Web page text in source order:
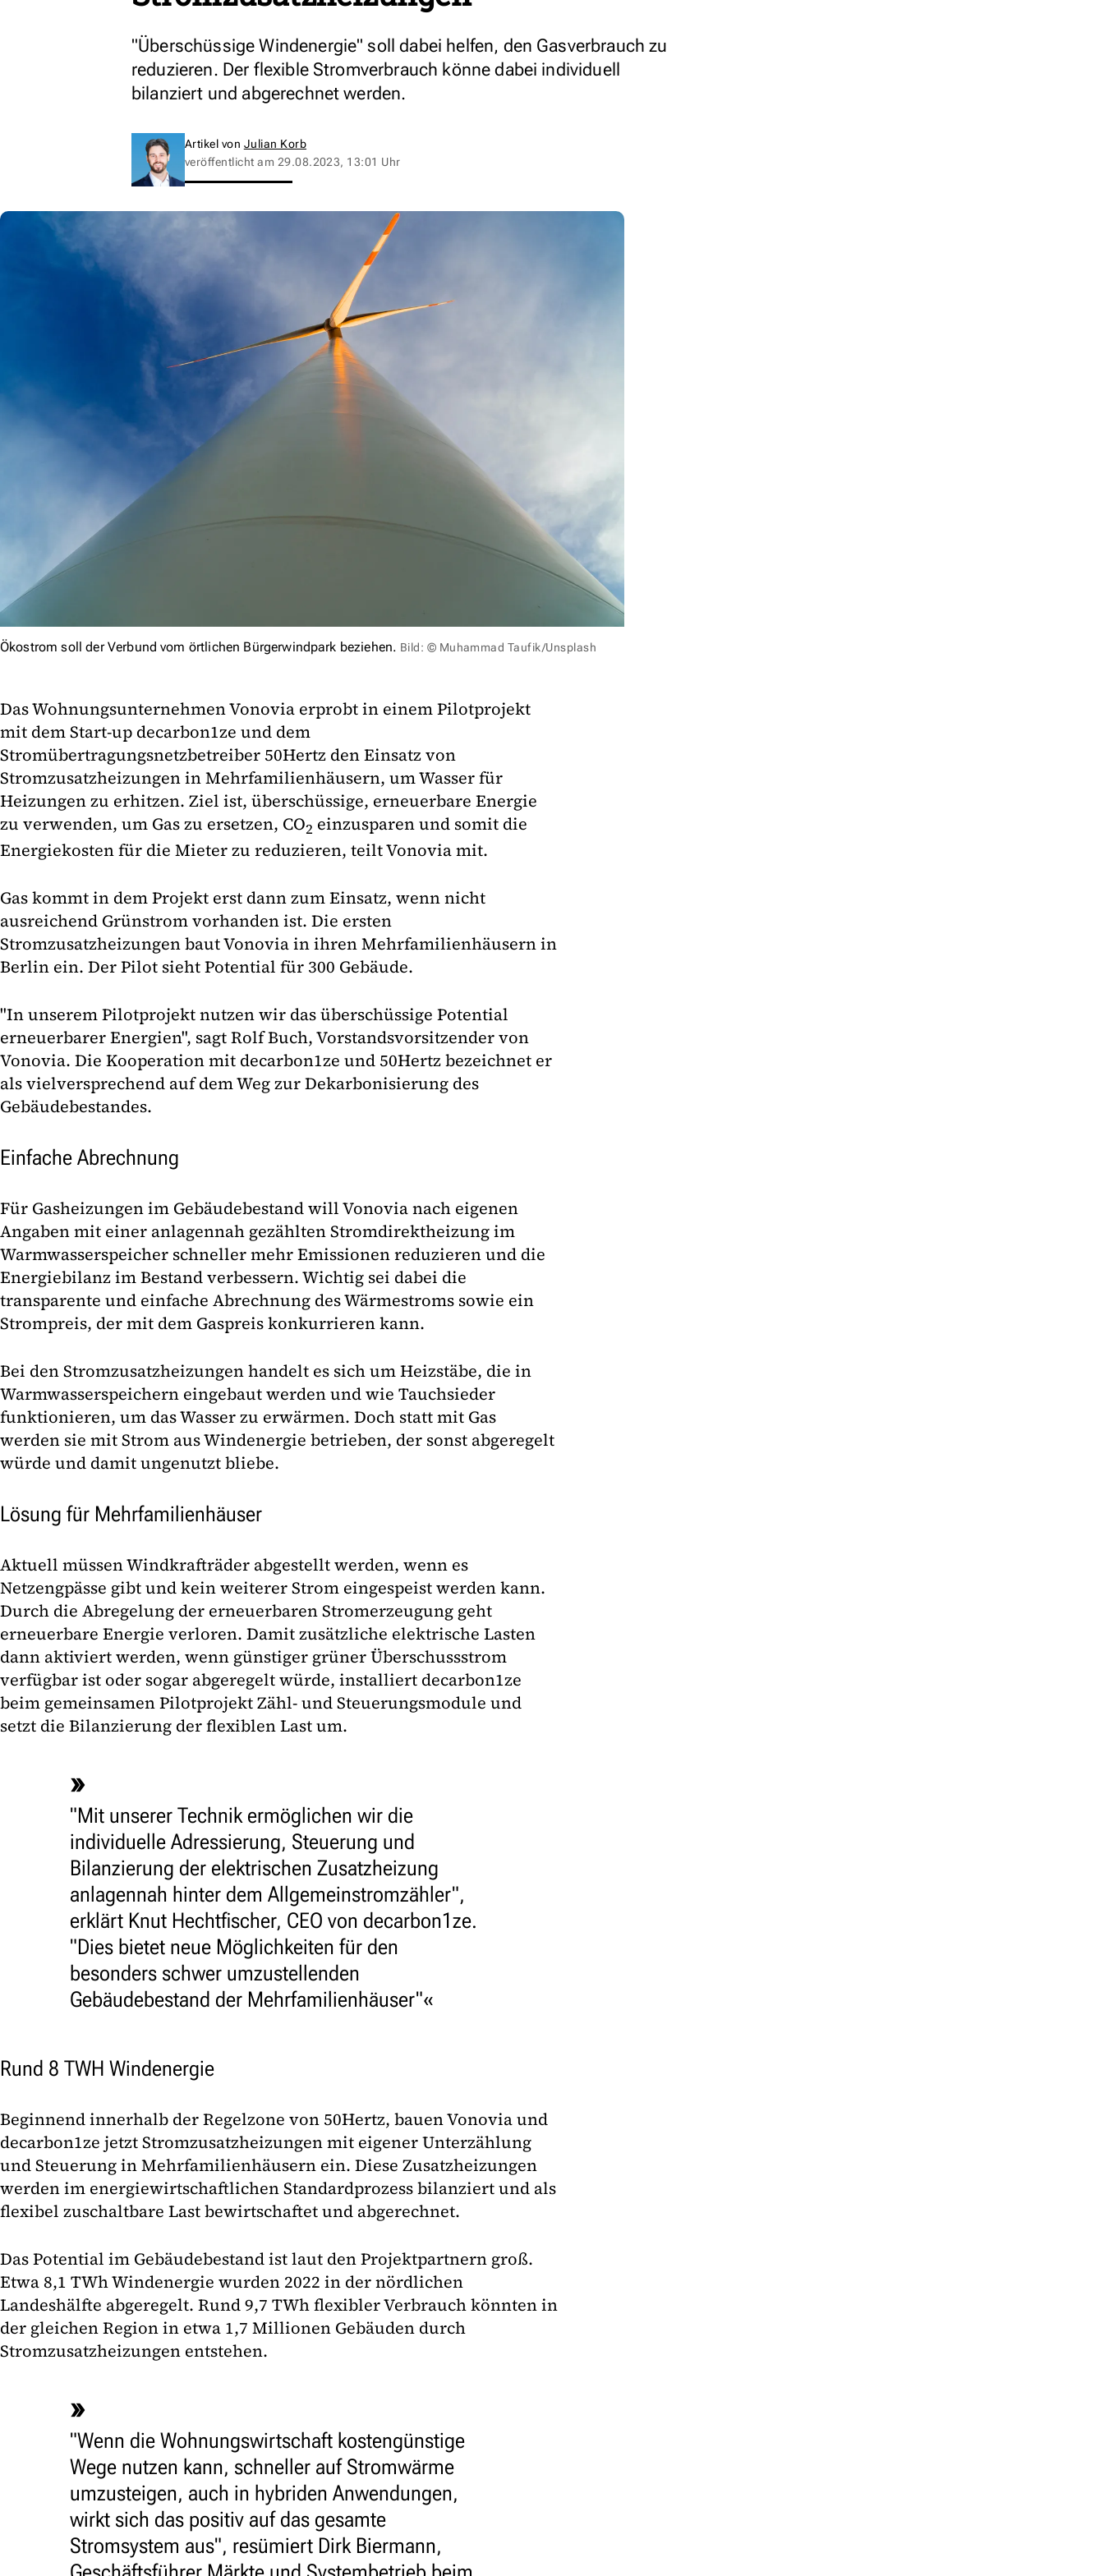
"Überschüssige Windenergie" soll dabei helfen, den Gasverbrauch zu
reduzieren. Der flexible Stromverbrauch könne dabei individuell
bilanziert und abgerechnet werden.
Artikel von Julian Korb
veröffentlicht am 29.08.2023, 13:01 Uhr
Ökostrom soll der Verbund vom örtlichen Bürgerwindpark beziehen. Bild: © Muhammad Taufik/Unsplash
Das Wohnungsunternehmen Vonovia erprobt in einem Pilotprojekt
mit dem Start-up decarbon1ze und dem
Stromübertragungsnetzbetreiber 50Hertz den Einsatz von
Stromzusatzheizungen in Mehrfamilienhäusern, um Wasser für
Heizungen zu erhitzen. Ziel ist, überschüssige, erneuerbare Energie
zu verwenden, um Gas zu ersetzen, CO2 einzusparen und somit die
Energiekosten für die Mieter zu reduzieren, teilt Vonovia mit.
Gas kommt in dem Projekt erst dann zum Einsatz, wenn nicht
ausreichend Grünstrom vorhanden ist. Die ersten
Stromzusatzheizungen baut Vonovia in ihren Mehrfamilienhäusern in
Berlin ein. Der Pilot sieht Potential für 300 Gebäude.
"In unserem Pilotprojekt nutzen wir das überschüssige Potential
erneuerbarer Energien", sagt Rolf Buch, Vorstandsvorsitzender von
Vonovia. Die Kooperation mit decarbon1ze und 50Hertz bezeichnet er
als vielversprechend auf dem Weg zur Dekarbonisierung des
Gebäudebestandes.
Einfache Abrechnung
Für Gasheizungen im Gebäudebestand will Vonovia nach eigenen
Angaben mit einer anlagennah gezählten Stromdirektheizung im
Warmwasserspeicher schneller mehr Emissionen reduzieren und die
Energiebilanz im Bestand verbessern. Wichtig sei dabei die
transparente und einfache Abrechnung des Wärmestroms sowie ein
Strompreis, der mit dem Gaspreis konkurrieren kann.
Bei den Stromzusatzheizungen handelt es sich um Heizstäbe, die in
Warmwasserspeichern eingebaut werden und wie Tauchsieder
funktionieren, um das Wasser zu erwärmen. Doch statt mit Gas
werden sie mit Strom aus Windenergie betrieben, der sonst abgeregelt
würde und damit ungenutzt bliebe.
Lösung für Mehrfamilienhäuser
Aktuell müssen Windkrafträder abgestellt werden, wenn es
Netzengpässe gibt und kein weiterer Strom eingespeist werden kann.
Durch die Abregelung der erneuerbaren Stromerzeugung geht
erneuerbare Energie verloren. Damit zusätzliche elektrische Lasten
dann aktiviert werden, wenn günstiger grüner Überschussstrom
verfügbar ist oder sogar abgeregelt würde, installiert decarbon1ze
beim gemeinsamen Pilotprojekt Zähl- und Steuerungsmodule und
setzt die Bilanzierung der flexiblen Last um.
"Mit unserer Technik ermöglichen wir die
individuelle Adressierung, Steuerung und
Bilanzierung der elektrischen Zusatzheizung
anlagennah hinter dem Allgemeinstromzähler",
erklärt Knut Hechtfischer, CEO von decarbon1ze.
"Dies bietet neue Möglichkeiten für den
besonders schwer umzustellenden
Gebäudebestand der Mehrfamilienhäuser"
Rund 8 TWH Windenergie
Beginnend innerhalb der Regelzone von 50Hertz, bauen Vonovia und
decarbon1ze jetzt Stromzusatzheizungen mit eigener Unterzählung
und Steuerung in Mehrfamilienhäusern ein. Diese Zusatzheizungen
werden im energiewirtschaftlichen Standardprozess bilanziert und als
flexibel zuschaltbare Last bewirtschaftet und abgerechnet.
Das Potential im Gebäudebestand ist laut den Projektpartnern groß.
Etwa 8,1 TWh Windenergie wurden 2022 in der nördlichen
Landeshälfte abgeregelt. Rund 9,7 TWh flexibler Verbrauch könnten in
der gleichen Region in etwa 1,7 Millionen Gebäuden durch
Stromzusatzheizungen entstehen.
"Wenn die Wohnungswirtschaft kostengünstige
Wege nutzen kann, schneller auf Stromwärme
umzusteigen, auch in hybriden Anwendungen,
wirkt sich das positiv auf das gesamte
Stromsystem aus", resümiert Dirk Biermann,